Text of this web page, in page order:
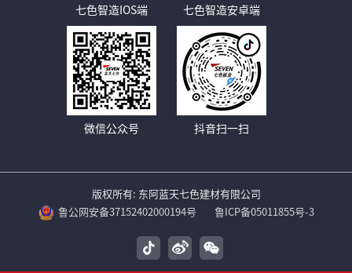
七色智造IOS端 七色智造安卓端
微信公众号 抖音扫一扫
版权所有: 东阿蓝天七色建材有限公司
鲁公网安备37152402000194号
鲁ICP备05011855号-3